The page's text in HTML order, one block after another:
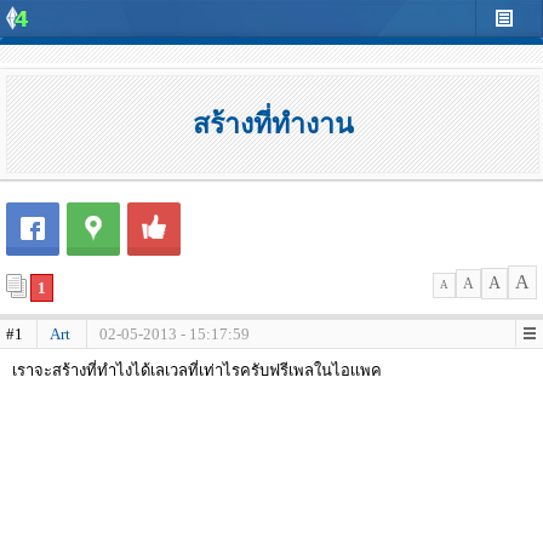
สร้างที่ทำงาน
1 A A A A
#1 Art
02-05-2013 - 15:17:59
เราจะสร้างที่ทำไงได้เลเวลที่เท่าไรครับฟรีเพลในไอเเพค